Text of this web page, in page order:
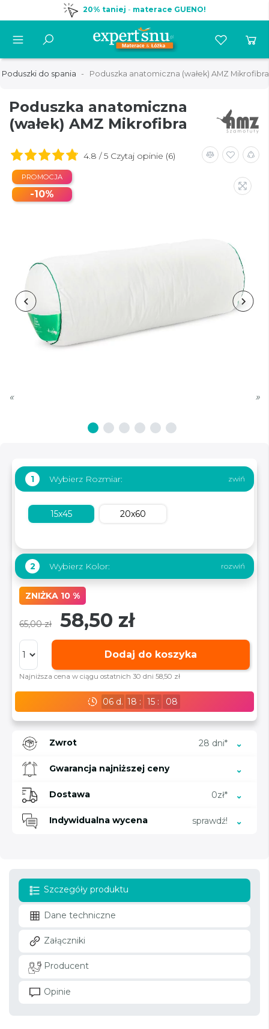
20% taniej - materace GUENO!
Poduszki do spania Poduszka anatomiczna (wałek) AMZ Mikrofibra
Poduszka anatomiczna
(wałek) AMZ Mikrofibra
4.8 / 5 Czytaj opinie (6)
PROMOCJA
-10%
« »
1 Wybierz Rozmiar:
15x45 20x60
2 Wybierz Kolor:
ZNIŻKA 10 %
65,00 zł 58,50 zł
Dodaj do koszyka
Najniższa cena w ciągu ostatnich 30 dni 58,50 zł
06 d. 18 : 15: 07
Zwrot 28 dni*
Gwarancja najniższej ceny
Dostawa 0zł*
Indywidualna wycena sprawdź!
Szczegóły produktu
Dane techniczne
Załączniki
Producent
Opinie